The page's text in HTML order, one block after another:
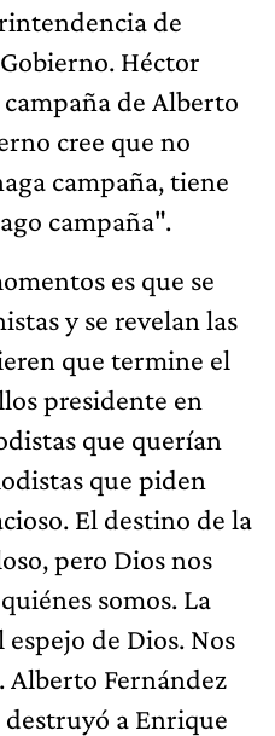
de
Héctor
de Alberto
cree que no
campaña, tiene
campaña".
es que se
y se revelan las
que termine el
presidente en
que querían
que piden
El destino de la
pero Dios nos
somos. La
de Dios. Nos
Alberto Fernández
a Enrique